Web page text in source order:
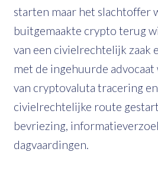
starten maar het slachtoffer
buitgemaakte crypto terug
van een civielrechtelijk zaak
met de ingehuurde
van cryptovaluta tracering
civielrechtelijke route
bevriezing,
dagvaardingen.